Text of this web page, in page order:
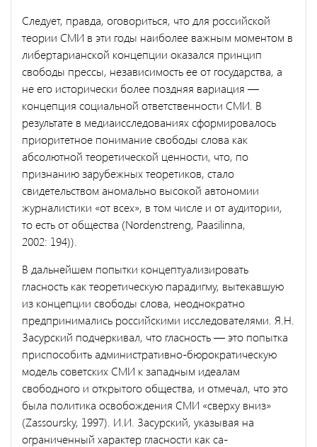
Следует, правда, оговориться, что для российской
теории СМИ в эти годы наиболее важным моментом в
либертарианской концепции оказался принцип
свободы прессы, независимость ее от государства, а
не его исторически более поздняя вариация —
концепция социальной ответственности СМИ. В
результате в медиаисследованиях сформиро­валось
приоритетное понимание свободы слова как
абсолютной теоре­тической ценности, что, по
признанию зарубежных теоретиков, стало
свидетельством аномально высокой автономии
журналистики «от всех», в том числе и от аудитории,
то есть от общества (Nordenstreng, Paasilinna,
2002: 194)).
В дальнейшем попытки концептуализировать
гласность как теоре­тическую парадигму, вытекавшую
из концепции свободы слова, неод­нократно
предпринимались российскими исследователями. Я.Н.
За­сурский подчеркивал, что гласность — это попытка
приспособить административно-бюрократическую
модель советских СМИ к запад­ным идеалам
свободного и открытого общества, и отмечал, что это
была политика освобождения СМИ «сверху вниз»
(Zassoursky, 1997). И.И. Засурский, указывая на
ограниченный характер гласности как са­